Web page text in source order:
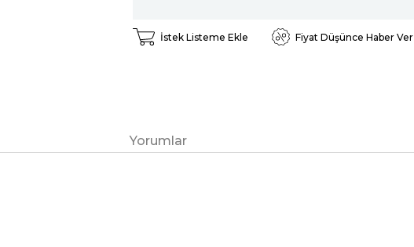
İstek Listeme Ekle Fiyat Düşünce Haber Ver
Yorumlar